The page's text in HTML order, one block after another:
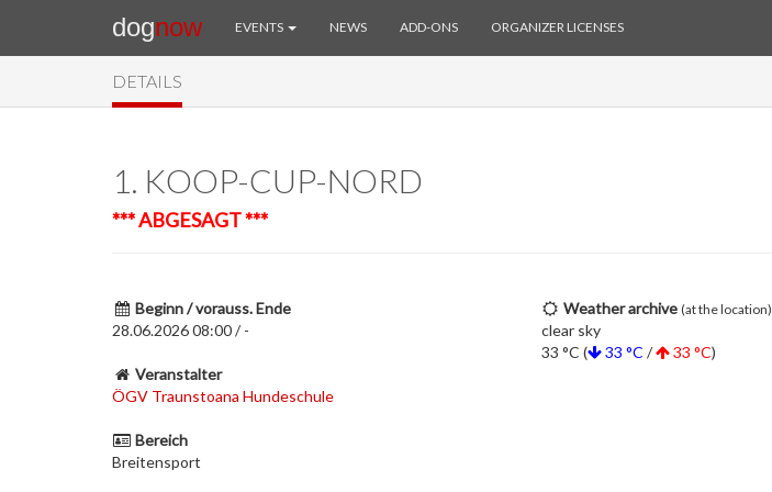
dognow EVENTS NEWS ADD-ONS ORGANIZER LICENSES
DETAILS
1. KOOP-CUP-NORD
*** ABGESAGT ***
Beginn / vorauss. Ende
28.06.2026 08:00 / -
Veranstalter
ÖGV Traunstoana Hundeschule
Bereich
Breitensport
Weather archive (at the location)
clear sky
33 °C (
33 °C / 33 °C)